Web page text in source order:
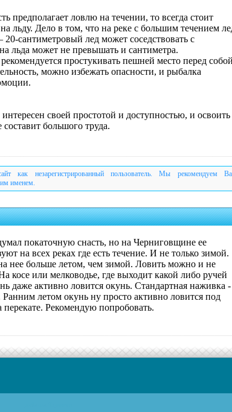
предполагает ловлю на течении, то всегда стоит
льду. Дело в том, что на реке с большим течением
сантиметровый лед может соседствовать с
льда может не превышать и сантиметра.
простукивать пешней место перед
можно избежать опасности, и рыбалка
своей простотой и доступностью, и освоить
большого труда.
как незарегистрированный пользователь. Мы рекомендуем
именем.
покаточную снасть, но на Черниговщине ее
на всех реках где есть течение. И не только зимой.
нее больше летом, чем зимой. Ловить можно и не
косе или мелководье, где выходит какой либо ручей
даже активно ловится окунь. Стандартная наживка -
летом окунь ну просто активно ловится под
Рекомендую попробовать.